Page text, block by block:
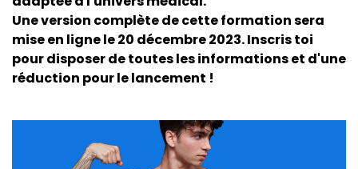
Une version complète de cette formation sera
mise en ligne le 20 décembre 2023. Inscris toi
pour disposer de toutes les informations et d'une
réduction pour le lancement !